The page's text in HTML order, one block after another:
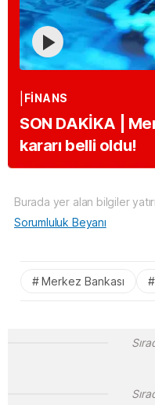
FINANS
SON DAKİKA |
kararı belli oldu!
Burada yer alan bilgiler
Sorumluluk Beyanı
Merkez Bankası